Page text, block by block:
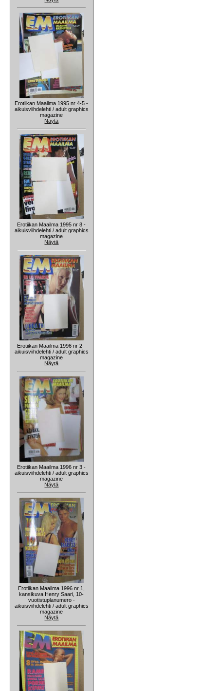
Erotiikan Maailma 1995 nr 4-5 -
aikuisviihdelehti / adult graphics
magazine
Näytä
Erotiikan Maailma 1995 nr 8 -
aikuisviihdelehti / adult graphics
magazine
Näytä
Erotiikan Maailma 1996 nr 2 -
aikuisviihdelehti / adult graphics
magazine
Näytä
Erotiikan Maailma 1996 nr 3 -
aikuisviihdelehti / adult graphics
magazine
Näytä
Erotiikan Maailma 1996 nr 1,
kansikuva Henry Saari, 10-
vuotistuplanumero -
aikuisviihdelehti / adult graphics
magazine
Näytä